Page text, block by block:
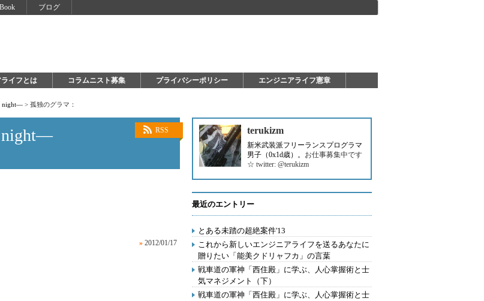
ブログ
イフとは コラムニスト募集 プライバシーポリシー エンジニアライフ憲章
night― > 孤独のグラマ：
RSS
night―
» 2012/01/17
terukizm
新米武装派フリーランスプログラマ
男子（0x1d歳）。 お仕事募集中です
☆ twitter: @terukizm
最近のエントリー
とある未踏の超絶案件'13
これから新しいエンジニアライフを送るあなたに
贈りたい「能美クドリャフカ」の言葉
戦車道の軍神「西住殿」に学ぶ、人心掌握術と士
気マネジメント（下）
戦車道の軍神「西住殿」に学ぶ、人心掌握術と士